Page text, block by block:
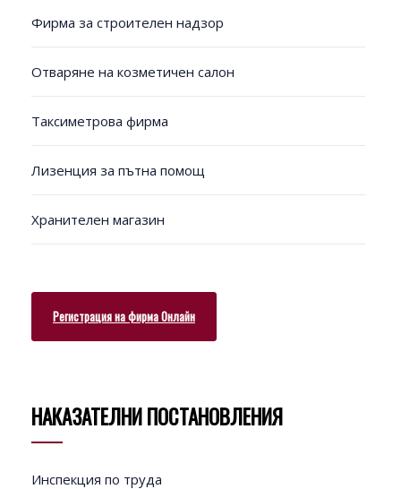
Фирма за строителен надзор
Отваряне на козметичен салон
Таксиметрова фирма
Лизенция за пътна помощ
Хранителен магазин
Регистрация на фирма Онлайн
НАКАЗАТЕЛНИ ПОСТАНОВЛЕНИЯ
Инспекция по труда